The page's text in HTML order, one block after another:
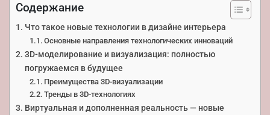
Содержание
Что такое новые технологии в дизайне интерьера
Основные направления технологических инноваций
3D-моделирование и визуализация: полностью
погружаемся в будущее
Преимущества 3D-визуализации
Тренды в 3D-технологиях
Виртуальная и дополненная реальность — новые